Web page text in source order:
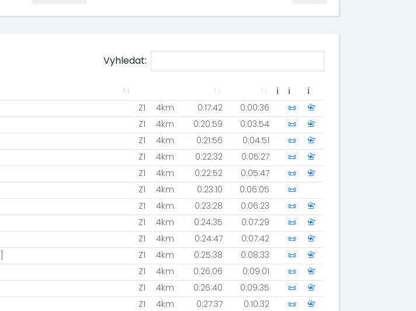
Vyhledat:
ℹ ℹ
ℹ
Z1 4km 0:17:42 0:00:36 📜
📇
Z1 4km 0:20:59 0:03:54 📜
📇
Z1 4km 0:21:56 0:04:51 📜
📇
Z1 4km 0:22:32 0:05:27 📜
📇
Z1 4km 0:22:52 0:05:47 📜
📇
Z1 4km 0:23:10 0:06:05
📜
Z1 4km 0:23:28 0:06:23 📜
📇
Z1 4km 0:24:35 0:07:29 📜
📇
Z1 4km 0:24:47 0:07:42 📜
📇
Z1 4km 0:25:38 0:08:33 📜
📇
Z1 4km 0:26:06 0:09:01 📜
📇
Z1 4km 0:26:40 0:09:35 📜
📇
Z1 4km 0:27:37 0:10:32 📜
📇